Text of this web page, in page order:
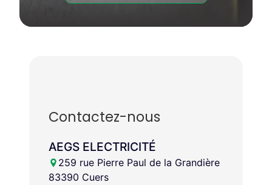
Contactez-nous
AEGS ELECTRICITÉ
259 rue Pierre Paul de la Grandière
83390 Cuers